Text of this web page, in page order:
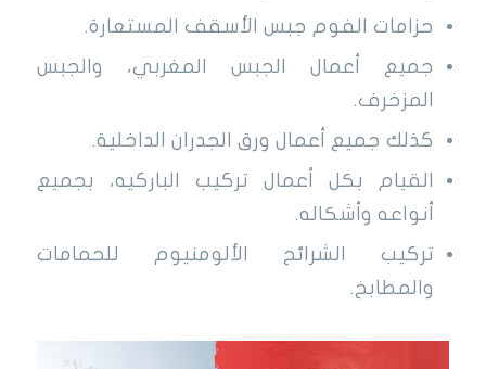
حزامات الفوم جبس الأسقف المستعارة.
جميع أعمال الجبس المغربي، والجبس
المزخرف.
كذلك جميع أعمال ورق الجدران الداخلية.
القيام بكل أعمال تركيب الباركيه، بجميع
أنواعه وأشكاله.
تركيب الشرائح الألومنيوم للحمامات
والمطابخ.